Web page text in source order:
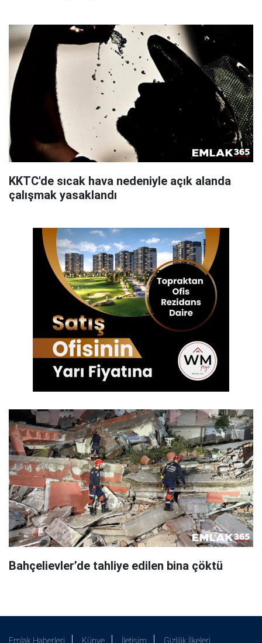
KKTC'de sıcak hava nedeniyle açık alanda
çalışmak yasaklandı
Bahçelievler’de tahliye edilen bina çöktü
Emlak Haberleri Künye İletişim Gizlilik İlkeleri